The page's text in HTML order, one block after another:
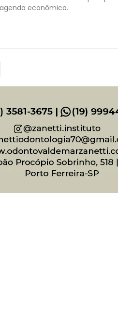
econômica.